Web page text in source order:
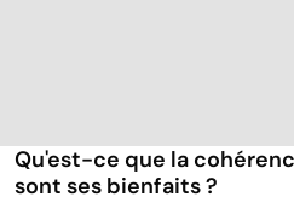
Qu'est-ce que la
sont ses bienfaits ?